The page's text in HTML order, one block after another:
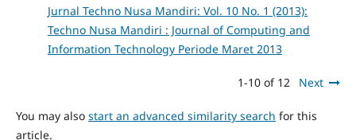
Jurnal Techno Nusa Mandiri: Vol. 10 No. 1 (2013):
Techno Nusa Mandiri : Journal of Computing and
Information Technology Periode Maret 2013
1-10 of 12 Next
You may also start an advanced similarity search for this
article.